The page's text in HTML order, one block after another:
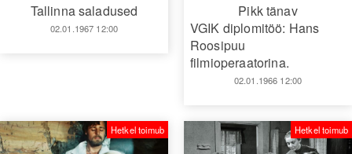
Tallinna saladused
02.01.1967 12:00
Pikk tänav
VGIK diplomitöö: Hans
Roosipuu
filmioperaatorina.
02.01.1966 12:00
Hetkel toimub Hetkel toimub